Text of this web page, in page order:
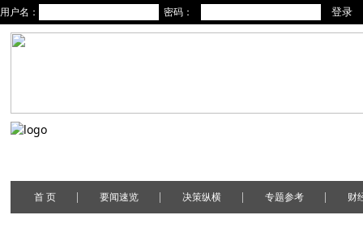
用户名： 密码：
首 页 要闻速览 决策纵横 专题参考 财